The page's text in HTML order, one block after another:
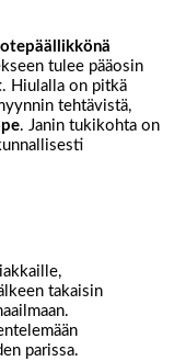
tulee pääosin
. Hiulalla on pitkä
tehtävistä,
. Janin tukikohta on
takaisin
parissa.